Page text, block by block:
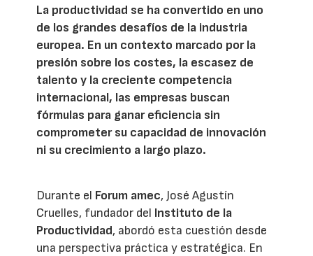
La productividad se ha convertido en uno
de los grandes desafíos de la industria
europea. En un contexto marcado por la
presión sobre los costes, la escasez de
talento y la creciente competencia
internacional, las empresas buscan
fórmulas para ganar eficiencia sin
comprometer su capacidad de innovación
ni su crecimiento a largo plazo.
Durante el Forum amec, José Agustín
Cruelles, fundador del Instituto de la
Productividad, abordó esta cuestión desde
una perspectiva práctica y estratégica. En